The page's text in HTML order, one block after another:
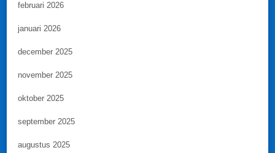
februari 2026
januari 2026
december 2025
november 2025
oktober 2025
september 2025
augustus 2025